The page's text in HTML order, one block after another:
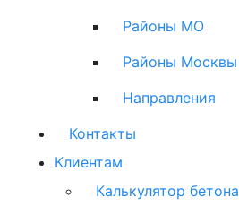
Районы МО
Районы Москвы
Направления
Контакты
Клиентам
Калькулятор бетона